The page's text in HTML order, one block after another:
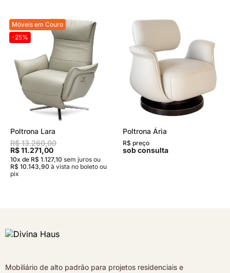
Móveis em Couro
-25%
Poltrona Lara
R$ 13.260,00
R$ 11.271,00
10x de R$ 1.127,10 sem juros ou
R$ 10.143,90 à vista no boleto ou
pix
Poltrona Ária
R$ preço
sob consulta
Mobiliário de alto padrão para projetos residenciais e